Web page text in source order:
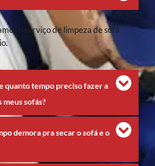
o serviço de limpeza de sofá
quanto tempo preciso fazer a
meus sofás?
demora pra secar o sofá e o